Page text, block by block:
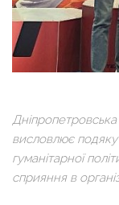
висловлює
гуманітарної
сприяння в